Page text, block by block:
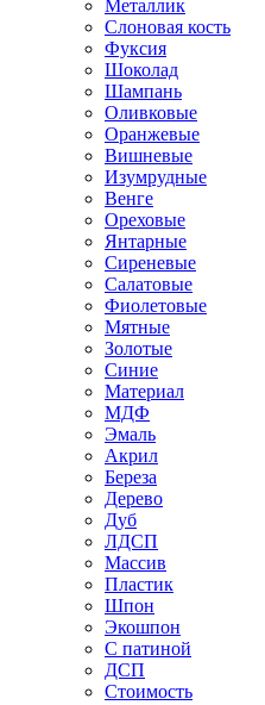
Металлик
Слоновая кость
Фуксия
Шоколад
Шампань
Оливковые
Оранжевые
Вишневые
Изумрудные
Венге
Ореховые
Янтарные
Сиреневые
Салатовые
Фиолетовые
Мятные
Золотые
Синие
Материал
МДФ
Эмаль
Акрил
Береза
Дерево
Дуб
ЛДСП
Массив
Пластик
Шпон
Экошпон
С патиной
ДСП
Стоимость